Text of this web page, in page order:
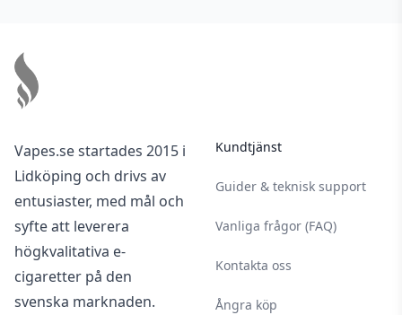
Vapes.se startades 2015 i
Lidköping och drivs av
entusiaster, med mål och
syfte att leverera
högkvalitativa e-
cigaretter på den
svenska marknaden.
Kundtjänst
Guider & teknisk support
Vanliga frågor (FAQ)
Kontakta oss
Ångra köp